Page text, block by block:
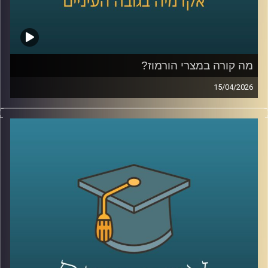
הספר הבינלאומי ע״ש רפאל רקנאטי באוניברסיטת רייכמן,
מהשירות כחייל בודד בצנחנים, דרך שליחויות ברחבי העולם,
בברית המועצות לשעבר, בקייפטאון, בוסטון ורומא ועד
לעבודה יומיומית עם אלפי סטודנטים בינלאומיים, הוא רואה
מקרוב איך העולם משתנה, ואיך צעירים יהודים מקבלים
החלטות שמעצבות את העתיד שלהם.
אז מה באמת קורה היום בקמפוסים?
AudioVersity
מה קורה במצרי הורמוז?
15/04/2026
בשבועות האחרונים אנחנו שומעים אמירות דרמטיות סביב
מצרי הורמוז, דיבורים על מצור, איומים מצד איראן, ואפילו
אבל מה שמעניין הוא שלא צריך מלחמה בפועל כדי להזיז את
העולם, מספיק חשש.
איך מעבר ימי יחסית קטן מצליח להשפיע על מחירי האנרגיה,
על שרשראות אספקה, ובסוף גם על יוקר המחיה של כולנו?
ולמה גם מדינות שלא תלויות בו ישירות, עדיין מושפעות מכל
מה שקורה שם?